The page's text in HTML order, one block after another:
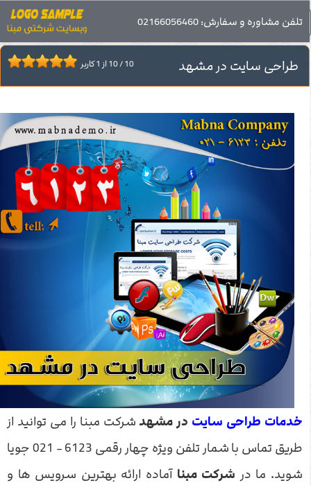
صفحه اصلی خدمات طراحی سایت طراحی سایت در مشهد
طراحی سایت در مشهد 10 /10 از 1کاربر
خدمات طراحی سایتدر مشهدشرکت مبنا را می توانید از
طریق تماس با شمار تلفن ویژه چهار رقمی 6123 - 021 جویا
شوید. ما در شرکت مبناآماده ارائه بهترین سرویس ها و
تلفن مشاوره و سفارش: 02166056460